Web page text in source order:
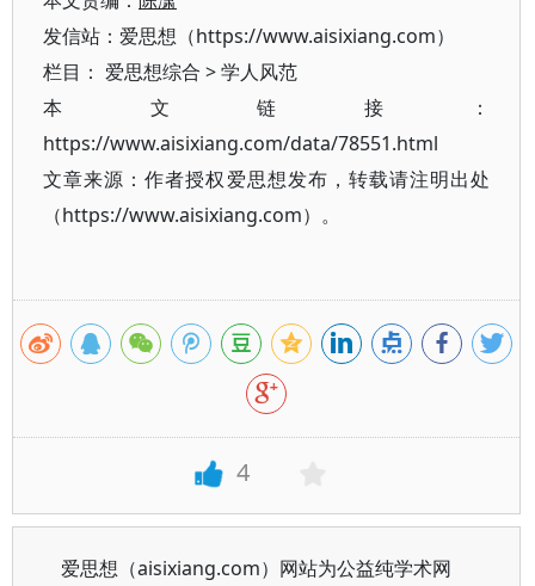
发信站：爱思想（https://www.aisixiang.com）
栏目： 爱思想综合 >学人风范
本文链接：
https://www.aisixiang.com/data/78551.html
文章来源：作者授权爱思想发布，转载请注明出处
（https://www.aisixiang.com）。
4
爱思想（aisixiang.com）网站为公益纯学术网